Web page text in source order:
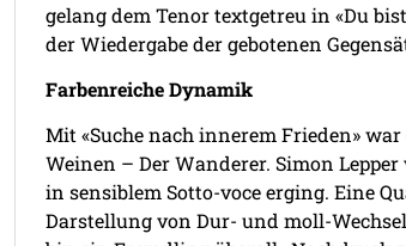
gelang dem Tenor textgetreu in «Du
der Wiedergabe der gebotenen
Farbenreiche Dynamik
Mit «Suche nach innerem Frieden»
Weinen – Der Wanderer. Simon
in sensiblem Sotto-voce erging. Eine
Darstellung von Dur- und moll-